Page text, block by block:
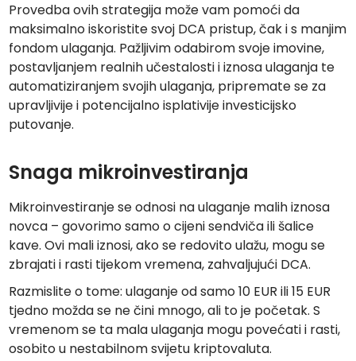
Provedba ovih strategija može vam pomoći da
maksimalno iskoristite svoj DCA pristup, čak i s manjim
fondom ulaganja. Pažljivim odabirom svoje imovine,
postavljanjem realnih učestalosti i iznosa ulaganja te
automatiziranjem svojih ulaganja, pripremate se za
upravljivije i potencijalno isplativije investicijsko
putovanje.
Snaga mikroinvestiranja
Mikroinvestiranje se odnosi na ulaganje malih iznosa
novca – govorimo samo o cijeni sendviča ili šalice
kave. Ovi mali iznosi, ako se redovito ulažu, mogu se
zbrajati i rasti tijekom vremena, zahvaljujući DCA.
Razmislite o tome: ulaganje od samo 10 EUR ili 15 EUR
tjedno možda se ne čini mnogo, ali to je početak. S
vremenom se ta mala ulaganja mogu povećati i rasti,
osobito u nestabilnom svijetu kriptovaluta.